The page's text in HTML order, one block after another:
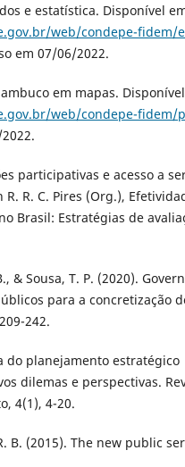
e estatística. Disponível
web/condepe-fidem/
em 07/06/2022.
em mapas.
web/condepe-fidem/
participativas e acesso a
R. C. Pires (Org.),
Brasil: Estratégias de
& Sousa, T. P. (2020).
para a concretização
242.
do planejamento estratégico
dilemas e perspectivas.
4(1), 4-20.
B. (2015). The new public